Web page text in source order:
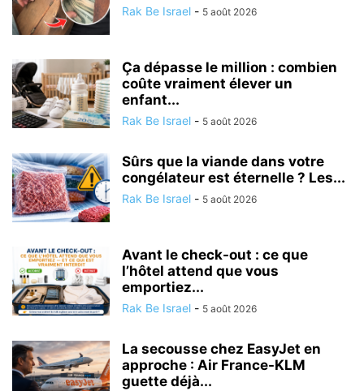
Rak Be Israel - 5 août 2026
Ça dépasse le million : combien
coûte vraiment élever un
enfant...
Rak Be Israel - 5 août 2026
Sûrs que la viande dans votre
congélateur est éternelle ? Les...
Rak Be Israel - 5 août 2026
Avant le check-out : ce que
l’hôtel attend que vous
emportiez...
Rak Be Israel - 5 août 2026
La secousse chez EasyJet en
approche : Air France-KLM
guette déjà...